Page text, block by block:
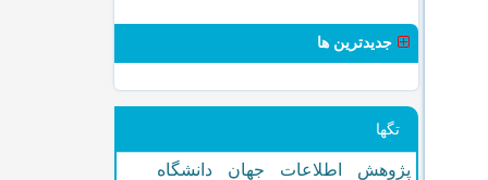
جدیدترین ها
تگها
پژوهش اطلاعات جهان
دانشگاه